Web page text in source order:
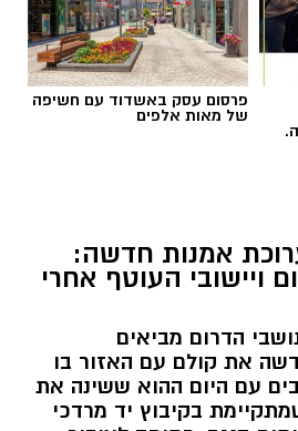
פרסום עסק באשדוד עם חשיפה
של מאות אלפים
אמנות חדשה:
ויישובי העוטף אחרי
תושבי הדרום מביאים
את קולם עם האזור בו
עם היום ההוא ששינה את
בקיבוץ יד מרדכי